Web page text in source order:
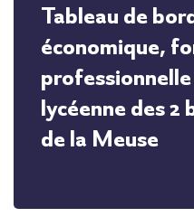
Tableau de
économique,
lycéenne des 2
de la Meuse